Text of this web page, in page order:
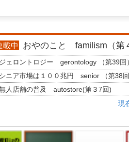
載中 おやのこと familism（第
ジェロントロジー gerontology （第39回
シニア市場は１００兆円 senior （第38
人店舗の普及 autostore(第３7回)
現